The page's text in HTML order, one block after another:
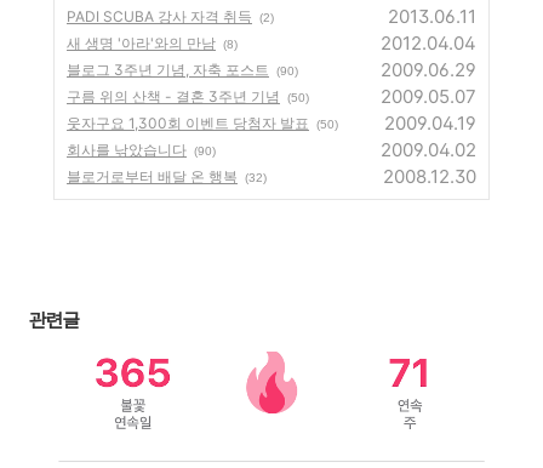
PADI SCUBA 강사 자격 취득 (2) 2013.06.11
새 생명 '아라'와의 만남 (8) 2012.04.04
블로그 3주년 기념, 자축 포스트 (90) 2009.06.29
구름 위의 산책 - 결혼 3주년 기념 (50) 2009.05.07
웃자구요 1,300회 이벤트 당첨자 발표 (50) 2009.04.19
회사를 낚았습니다 (90) 2009.04.02
블로거로부터 배달 온 행복 (32) 2008.12.30
관련글